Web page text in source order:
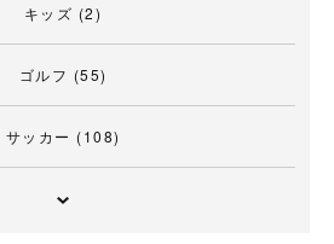
キッズ (2)
ゴルフ (55)
サッカー (108)